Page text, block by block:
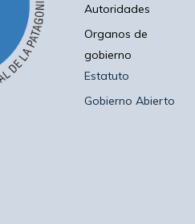
Autoridades
Organos de
gobierno
Estatuto
Gobierno Abierto